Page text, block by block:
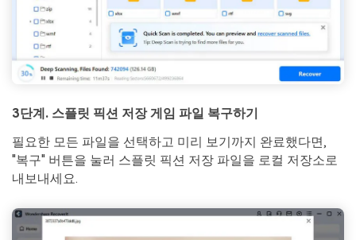
3단계. 스플릿 픽션 저장 게임 파일 복구하기
필요한 모든 파일을 선택하고 미리 보기까지 완료했다면,
"복구" 버튼을 눌러 스플릿 픽션 저장 파일을 로컬 저장소로
내보내세요.